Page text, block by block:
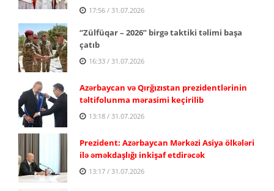
17:56 / 31.07.2026
“Zülfüqar – 2026” birgə taktiki təlimi başa
çatıb
16:33 / 31.07.2026
Azərbaycan və Qırğızıstan prezidentlərinin
təltifolunma mərasimi keçirilib
13:18 / 31.07.2026
Prezident: Azərbaycan Mərkəzi Asiya ölkələri
ilə əməkdaşlığı inkişaf etdirəcək
13:17 / 31.07.2026